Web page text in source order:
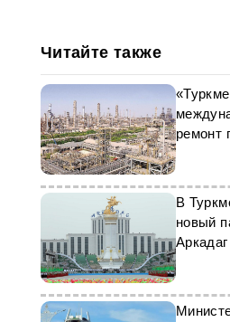
Читайте также
ремонт
В
новый
Аркадаг